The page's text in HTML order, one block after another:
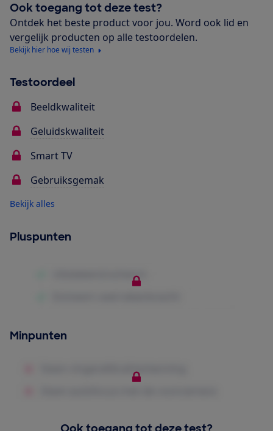
Ook toegang tot deze test?
Ontdek het beste product voor jou. Word ook lid en
vergelijk producten op alle testoordelen.
Bekijk hier hoe wij testen
Testoordeel
Beeldkwaliteit
Geluidskwaliteit
Smart TV
Gebruiksgemak
Bekijk alles
Pluspunten
Minpunten